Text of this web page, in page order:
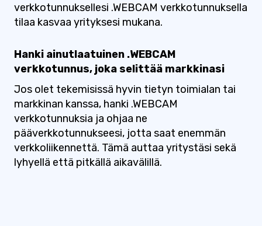
verkkotunnuksellesi .WEBCAM verkkotunnuksella
tilaa kasvaa yrityksesi mukana.
Hanki ainutlaatuinen .WEBCAM
verkkotunnus, joka selittää markkinasi
Jos olet tekemisissä hyvin tietyn toimialan tai
markkinan kanssa, hanki .WEBCAM
verkkotunnuksia ja ohjaa ne
pääverkkotunnukseesi, jotta saat enemmän
verkkoliikennettä. Tämä auttaa yritystäsi sekä
lyhyellä että pitkällä aikavälillä.